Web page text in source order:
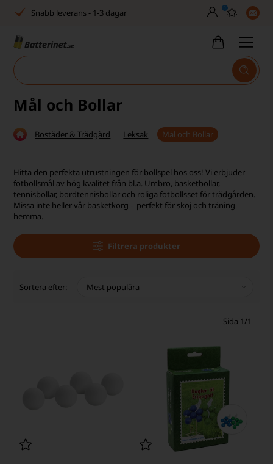
Snabb leverans - 1-3 dagar
Inga dolda avgifter
Bra Trustscore
Billig leverans från 49,-
Inga dolda avgifter
Fasta låga priser
Tel. är stängd vecka 27–32
0
Mål och Bollar
Bostäder & Trädgård Leksak Mål och Bollar
Hitta den perfekta utrustningen för bollspel hos oss! Vi erbjuder
fotbollsmål av hög kvalitet från bl.a. Umbro, basketbollar,
tennisbollar, bordtennisbollar och roliga fotbollsset för trädgården.
Missa inte heller vår basketkorg – perfekt för skoj och träning
hemma.
Filtrera produkter
Sortera efter:
Sida 1/1